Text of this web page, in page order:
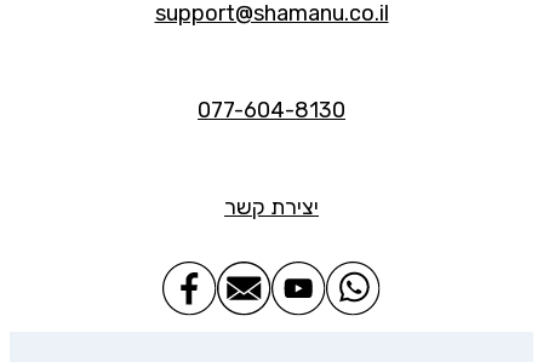
support@shamanu.co.il
077-604-8130
יצירת קשר